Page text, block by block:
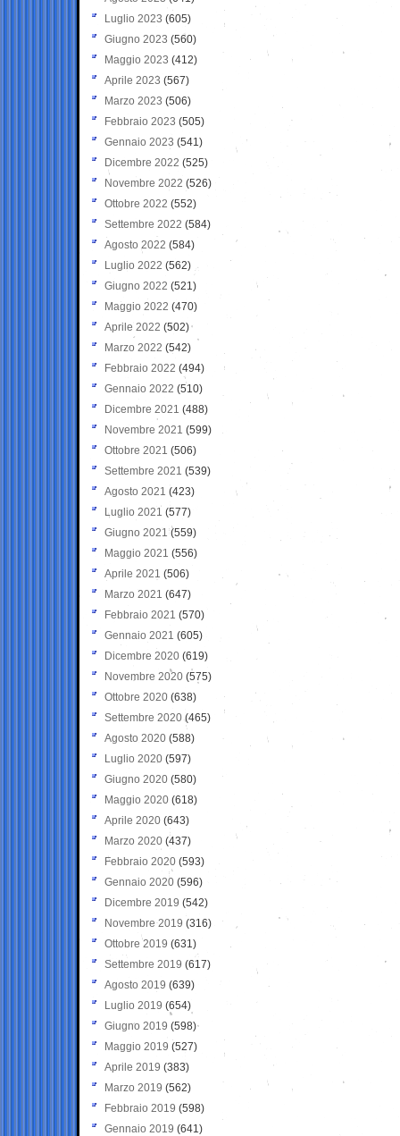
Luglio 2023 (605)
Giugno 2023 (560)
Maggio 2023 (412)
Aprile 2023 (567)
Marzo 2023 (506)
Febbraio 2023 (505)
Gennaio 2023 (541)
Dicembre 2022 (525)
Novembre 2022 (526)
Ottobre 2022 (552)
Settembre 2022 (584)
Agosto 2022 (584)
Luglio 2022 (562)
Giugno 2022 (521)
Maggio 2022 (470)
Aprile 2022 (502)
Marzo 2022 (542)
Febbraio 2022 (494)
Gennaio 2022 (510)
Dicembre 2021 (488)
Novembre 2021 (599)
Ottobre 2021 (506)
Settembre 2021 (539)
Agosto 2021 (423)
Luglio 2021 (577)
Giugno 2021(559)
Maggio 2021 (556)
Aprile 2021 (506)
Marzo 2021 (647)
Febbraio 2021 (570)
Gennaio 2021 (605)
Dicembre 2020 (619)
Novembre 2020 (575)
Ottobre 2020 (638)
Settembre 2020(465)
Agosto 2020 (588)
Luglio 2020 (597)
Giugno 2020 (580)
Maggio 2020 (618)
Aprile 2020 (643)
Marzo 2020 (437)
Febbraio 2020 (593)
Gennaio 2020 (596)
Dicembre 2019 (542)
Novembre 2019 (316)
Ottobre 2019 (631)
Settembre 2019 (617)
Agosto 2019 (639)
Luglio 2019 (654)
Giugno 2019 (598)
Maggio 2019 (527)
Aprile 2019 (383)
Marzo 2019 (562)
Febbraio 2019 (598)
Gennaio 2019 (641)